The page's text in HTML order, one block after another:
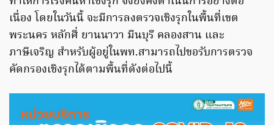
เนื่อง โดยในวันนี้ จะมีการลงตรวจเชิงรุกในพื้นที่เขต
พระนคร หลักศี่ ยานนาวา มีนบุรี คลองสาน และ
ภาษีเจริญ สำหรับผู้อยู่ในพท.สามารถไปขอรับการตรวจ
คัดกรองเชิงรุกได้ตามพื้นที่ดังต่อไปนี้